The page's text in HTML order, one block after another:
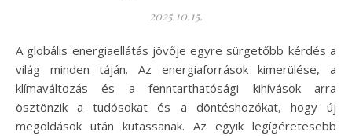
2025.10.15.
A globális energiaellátás jövője egyre sürgetőbb kérdés a
világ minden táján. Az energiaforrások kimerülése, a
klímaváltozás és a fenntarthatósági kihívások arra
ösztönzik a tudósokat és a döntéshozókat, hogy új
megoldások után kutassanak. Az egyik legígéretesebb